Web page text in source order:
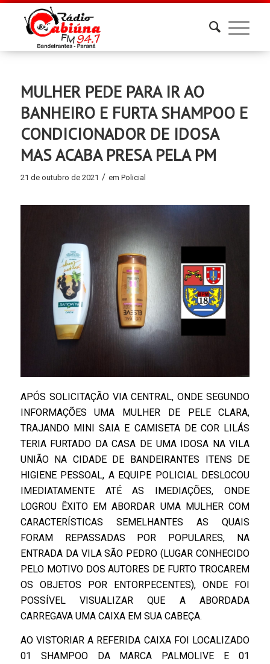
MULHER PEDE PARA IR AO
BANHEIRO E FURTA SHAMPOO E
CONDICIONADOR DE IDOSA
MAS ACABA PRESA PELA PM
21 de outubro de 2021 / em Policial
APÓS SOLICITAÇÃO VIA CENTRAL, ONDE SEGUNDO
INFORMAÇÕES UMA MULHER DE PELE CLARA,
TRAJANDO MINI SAIA E CAMISETA DE COR LILÁS
TERIA FURTADO DA CASA DE UMA IDOSA NA VILA
UNIÃO NA CIDADE DE BANDEIRANTES ITENS DE
HIGIENE PESSOAL, A EQUIPE POLICIAL DESLOCOU
IMEDIATAMENTE ATÉ AS IMEDIAÇÕES, ONDE
LOGROU ÊXITO EM ABORDAR UMA MULHER COM
CARACTERÍSTICAS SEMELHANTES AS QUAIS
FORAM REPASSADAS POR POPULARES, NA
ENTRADA DA VILA SÃO PEDRO (LUGAR CONHECIDO
PELO MOTIVO DOS AUTORES DE FURTO TROCAREM
OS OBJETOS POR ENTORPECENTES), ONDE FOI
POSSÍVEL VISUALIZAR QUE A ABORDADA
CARREGAVA UMA CAIXA EM SUA CABEÇA.
AO VISTORIAR A REFERIDA CAIXA FOI LOCALIZADO
01 SHAMPOO DA MARCA PALMOLIVE E 01